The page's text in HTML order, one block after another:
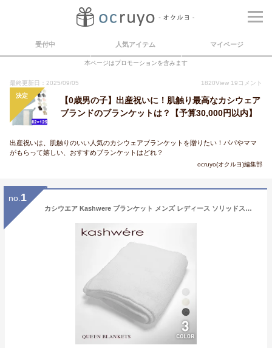
受付中 人気アイテム マイページ
本ページはプロモーションを含みます
最終更新日：2025/09/05 1820View 19 コメント
決定
【0歳男の子】出産祝いに！肌触り最高なカシウェア
ブランドのブランケットは？【予算30,000円以内】
出産祝いは、肌触りのいい人気のカシウェアブランケットを贈りたい！パパやママ
がもらって嬉しい、おすすめブランケットはどれ？
ocruyo(オクルヨ)編集部
no. 1
カシウエア Kashwere ブランケット メンズ レディース ソリッドスロー 毛布 ひざ掛け ギフト プレゼント 母の日 おしゃれ QB-32 ホワイト クリーム スレート QueenBlankets-Solid/Damask/Wave